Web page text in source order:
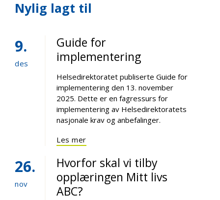
Nylig lagt til
9
des
Guide for
implementering
Helsedirektoratet publiserte Guide for
implementering den 13. november
2025. Dette er en fagressurs for
implementering av Helsedirektoratets
nasjonale krav og anbefalinger.
Les mer
26
nov
Hvorfor skal vi tilby
opplæringen Mitt livs
ABC?